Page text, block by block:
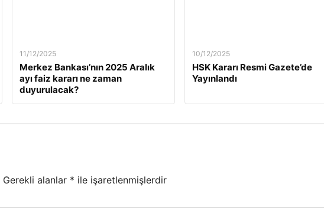
11/12/2025
Merkez Bankası’nın 2025 Aralık
ayı faiz kararı ne zaman
duyurulacak?
10/12/2025
HSK Kararı Resmi Gazete’de
Yayınlandı
Gerekli alanlar * ile işaretlenmişlerdir